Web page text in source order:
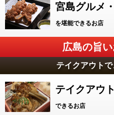
宮島グルメ
を堪能できるお店
広島の旨
テイクアウト
テイクアウト
できるお店